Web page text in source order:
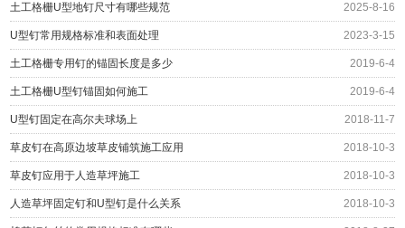
土工格栅U型地钉尺寸有哪些规范 2025-8-16
U型钉常用规格标准和表面处理 2023-3-15
土工格栅专用钉的锚固长度是多少 2019-6-4
土工格栅U型钉锚固如何施工 2019-6-4
U型钉固定在高尔夫球场上 2018-11-7
草皮钉在高原边坡草皮铺筑施工应用 2018-10-3
草皮钉应用于人造草坪施工 2018-10-3
人造草坪固定钉和U型钉是什么关系 2018-10-3